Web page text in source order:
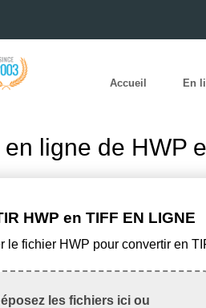
Accueil En
ligne de HWP
HWP en TIFF EN LIGNE
le fichier HWP pour convertir en
les fichiers ici ou